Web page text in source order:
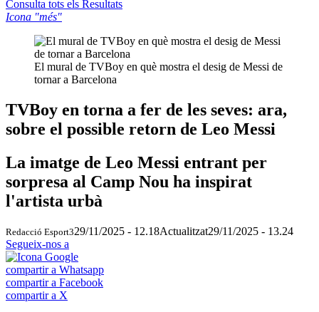
Consulta tots els Resultats
Icona "més"
El mural de TVBoy en què mostra el desig de Messi de
tornar a Barcelona
TVBoy en torna a fer de les seves: ara,
sobre el possible retorn de Leo Messi
La imatge de Leo Messi entrant per
sorpresa al Camp Nou ha inspirat
l'artista urbà
Redacció Esport329/11/2025 - 12.18Actualitzat29/11/2025 - 13.24
Segueix-nos a
compartir a Whatsapp
compartir a Facebook
compartir a X